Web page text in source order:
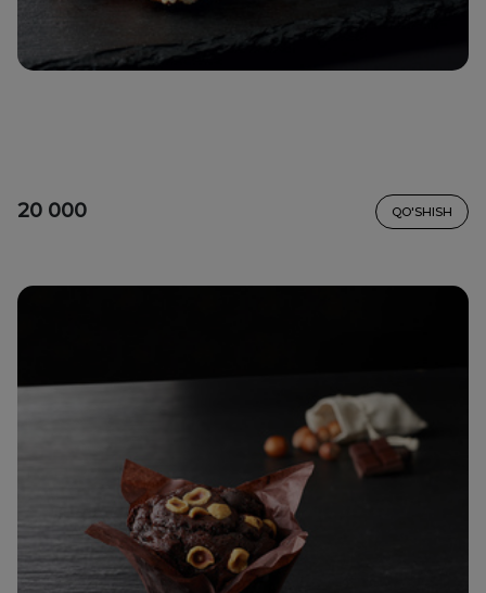
20 000 QO'SHISH